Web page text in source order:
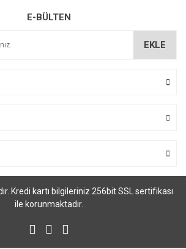
E-BÜLTEN
EKLE
Kredi kartı bilgileriniz 256bit SSL sertifikası
ile korunmaktadır.